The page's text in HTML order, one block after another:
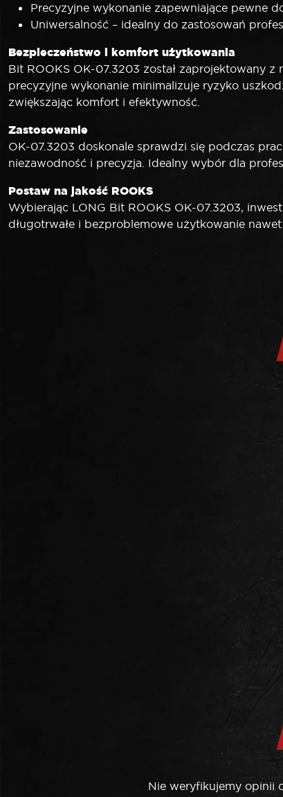
Precyzyjne wykonanie zapewniające pewne
Uniwersalność – idealny do zastosowań
Bezpieczeństwo i komfort użytkowania
Bit ROOKS OK-07.3203 został zaprojektowany
precyzyjne wykonanie minimalizuje ryzyko
zwiększając komfort i efektywność.
Zastosowanie
OK-07.3203 doskonale sprawdzi się podczas
niezawodność i precyzja. Idealny wybór dla
Postaw na jakość ROOKS
Wybierając LONG Bit ROOKS OK-07.3203,
długotrwałe i bezproblemowe użytkowanie
Nie weryfikujemy opinii